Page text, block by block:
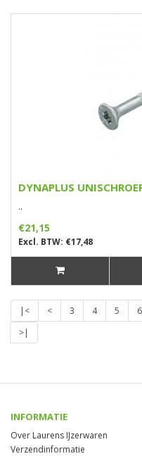
DYNAPLUS
..
€21,15
Excl. BTW: €17,48
|< < 3 4 5 6
>|
INFORMATIE
Over Laurens IJzerwaren
Verzendinformatie